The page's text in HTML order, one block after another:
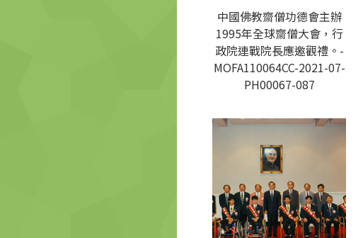
中國佛教齋僧功德會主辦
1995年全球齋僧大會，行
政院連戰院長應邀觀禮。-
MOFA110064CC-2021-07-
PH00067-087